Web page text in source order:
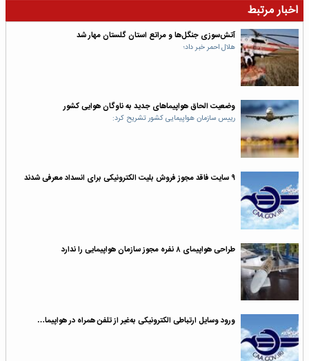
اخبار مرتبط
آتش‌سوزی جنگل‌ها و مراتع استان گلستان مهار شد
هلال احمر خبر داد؛
وضعیت الحاق هواپیماهای جدید به ناوگان هوایی کشور
رییس سازمان هواپیمایی کشور تشریح کرد:
۹ سایت فاقد مجوز فروش بلیت الکترونیکی برای انسداد معرفی شدند
طراحی هواپیمای ۸ نفره مجوز سازمان هواپیمایی را ندارد
ورود وسایل ارتباطی الکترونیکی به‌غیر از تلفن همراه در هواپیما…